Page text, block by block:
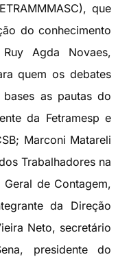
que
do conhecimento
Agda Novaes,
quem os debates
as pautas do
da Fetramesp e
Marconi Matareli
Trabalhadores na
de Contagem,
da Direção
Neto, secretário
presidente do